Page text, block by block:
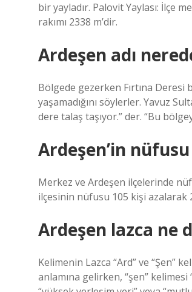
bir yayladır. Palovit Yaylası: İlçe
rakımı 2338 m’dir.
Ardeşen adı
Bölgede gezerken Fırtına
yaşamadığını söylerler. Yavuz
dere talaş taşıyor.” der. “Bu
Ardeşen’in
Merkez ve Ardeşen ilçelerinde
ilçesinin nüfusu 105 kişi azalarak
Ardeşen lazca ne
Kelimenin Lazca “Ard” ve “Şen”
anlamına gelirken, “şen”